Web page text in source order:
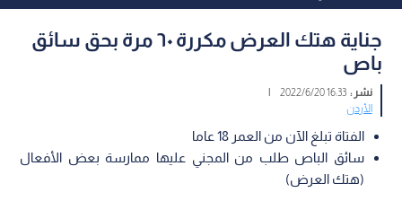
جناية هتك العرض مكررة ٦٠ مرة بحق سائق
باص
نشر :16:33 2022/6/20
|
الأردن
الفتاة تبلغ الآن من العمر 18 عاما
سائق الباص طلب من المجني عليها ممارسة بعض الأفعال
(هتك العرض)